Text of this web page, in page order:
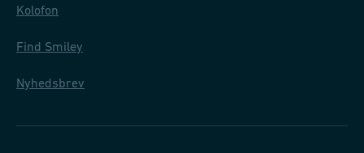
Kolofon
Find Smiley
Nyhedsbrev